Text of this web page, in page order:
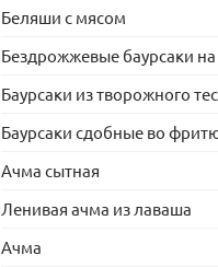
Беляши с мясом
Бездрожжевые баурсаки
Баурсаки из творожного
Баурсаки сдобные во
Ачма сытная
Ленивая ачма из лаваша
Ачма